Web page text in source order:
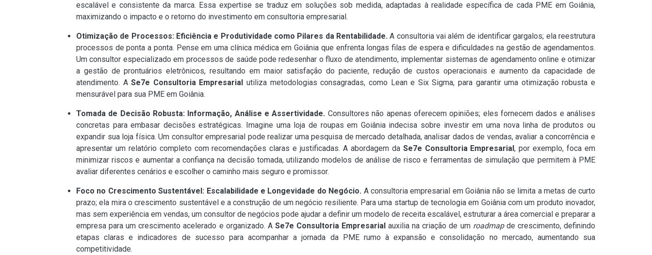
escalável e consistente da marca. Essa expertise se traduz em soluções sob medida, adaptadas à realidade específica de cada PME em Goiânia,
maximizando o impacto e o retorno do investimento em consultoria empresarial.
Otimização de Processos: Eficiência e Produtividade como Pilares da Rentabilidade. A consultoria vai além de identificar gargalos; ela reestrutura
processos de ponta a ponta. Pense em uma clínica médica em Goiânia que enfrenta longas filas de espera e dificuldades na gestão de agendamentos.
Um consultor especializado em processos de saúde pode redesenhar o fluxo de atendimento, implementar sistemas de agendamento online e otimizar
a gestão de prontuários eletrônicos, resultando em maior satisfação do paciente, redução de custos operacionais e aumento da capacidade de
atendimento. ASe7e Consultoria Empresarial utiliza metodologias consagradas, como Lean e Six Sigma, para garantir uma otimização robusta e
mensurável para sua PME em Goiânia.
Tomada de Decisão Robusta: Informação, Análise e Assertividade. Consultores não apenas oferecem opiniões; eles fornecem dados e análises
concretas para embasar decisões estratégicas. Imagine uma loja de roupas em Goiânia indecisa sobre investir em uma nova linha de produtos ou
expandir sua loja física. Um consultor empresarial pode realizar uma pesquisa de mercado detalhada, analisar dados de vendas, avaliar a concorrência e
apresentar um relatório completo com recomendações claras e justificadas. A abordagem da Se7e Consultoria Empresarial, por exemplo, foca em
minimizar riscos e aumentar a confiança na decisão tomada, utilizando modelos de análise de risco e ferramentas de simulação que permitem à PME
avaliar diferentes cenários e escolher o caminho mais seguro e promissor.
Foco no Crescimento Sustentável: Escalabilidade e Longevidade do Negócio. A consultoria empresarial em Goiânia não se limita a metas de curto
prazo; ela mira o crescimento sustentável e a construção de um negócio resiliente. Para uma startup de tecnologia em Goiânia com um produto inovador,
mas sem experiência em vendas, um consultor de negócios pode ajudar a definir um modelo de receita escalável, estruturar a área comercial e preparar a
empresa para um crescimento acelerado e organizado. A Se7e Consultoria Empresarial auxilia na criação de um roadmapde crescimento, definindo
etapas claras e indicadores de sucesso para acompanhar a jornada da PME rumo à expansão e consolidação no mercado, aumentando sua
competitividade.